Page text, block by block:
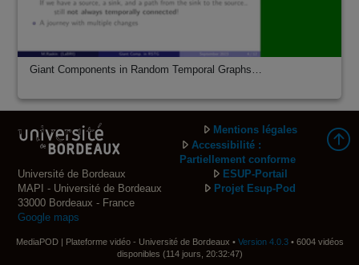
Giant Components in Random Temporal Graphs…
Université de Bordeaux
MAPI - Université de Bordeaux
33000 Bordeaux - France
Google maps
Mentions légales
Accessibilité :
Partiellement conforme
ESUP-Portail
Projet Esup-Pod
MediaPOD | Plateforme vidéo - Université de Bordeaux • Version 4.0.3• 6004 vidéos
disponibles (114 jours, 20:32:47)